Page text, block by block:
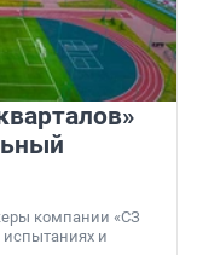
компании «СЗ
и